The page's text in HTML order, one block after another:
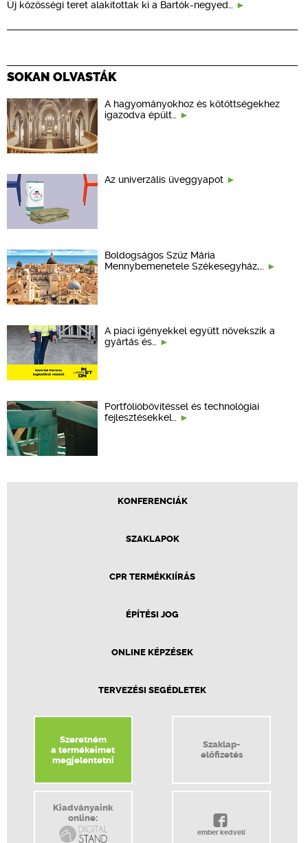
Új közösségi teret alakítottak ki a Bartók-negyed…
SOKAN OLVASTÁK
A hagyományokhoz és kötöttségekhez
igazodva épült…
Az univerzális üveggyapot
Boldogságos Szűz Mária
Mennybemenetele Székesegyház,…
A piaci igényekkel együtt növekszik a
gyártás és…
Portfólióbővítéssel és technológiai
fejlesztésekkel…
KONFERENCIÁK
SZAKLAPOK
CPR TERMÉKKIÍRÁS
ÉPÍTÉSI JOG
ONLINE KÉPZÉSEK
TERVEZÉSI SEGÉDLETEK
Szeretném
a termékeimet
megjelentetni
Szaklap-
előfizetés
Kiadványaink
online:
ember kedveli